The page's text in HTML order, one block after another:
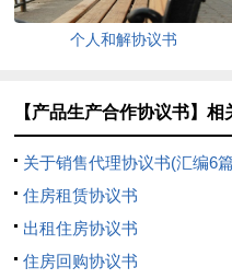
个人和解协议书
【产品生产合作协议书】相
关于销售代理协议书(汇编6
住房租赁协议书
出租住房协议书
住房回购协议书